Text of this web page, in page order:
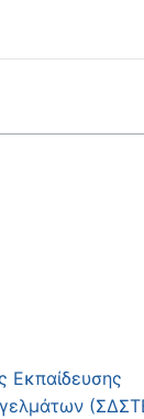
Εκπαίδευσης